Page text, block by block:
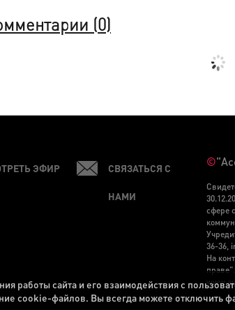
(0)
ЭФИР СВЯЗАТЬСЯ С
НАМИ
©
сфере
36-36,
На
работы сайта и его взаимодействия с
cookie-файлов. Вы всегда можете отключить